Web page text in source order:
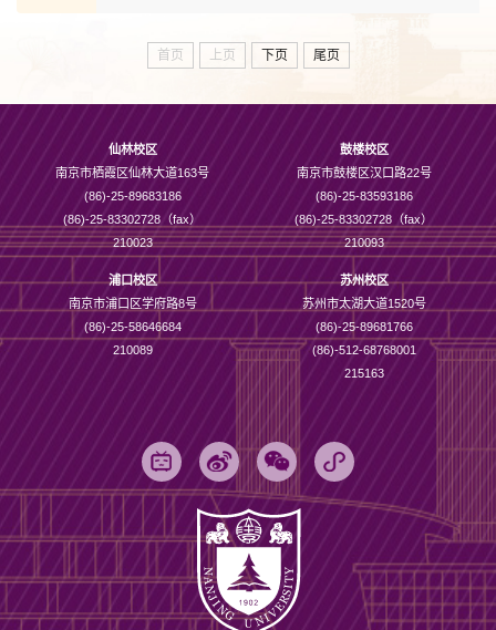
首页 上页 下页 尾页
仙林校区
南京市栖霞区仙林大道163号
(86)-25-89683186
(86)-25-83302728（fax）
210023
鼓楼校区
南京市鼓楼区汉口路22号
(86)-25-83593186
(86)-25-83302728（fax）
210093
浦口校区
南京市浦口区学府路8号
(86)-25-58646684
210089
苏州校区
苏州市太湖大道1520号
(86)-25-89681766
(86)-512-68768001
215163